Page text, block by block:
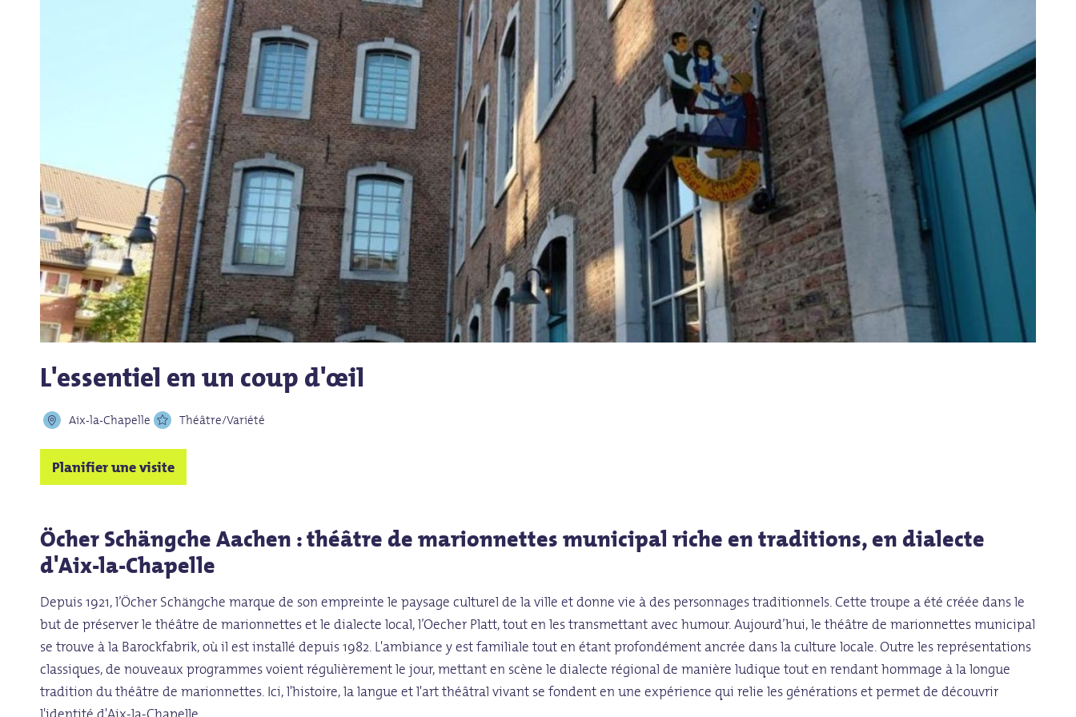
L'essentiel en un coup d'œil
Aix-la-Chapelle Théâtre/Variété
Planifier une visite
Öcher Schängche Aachen : théâtre de marionnettes municipal riche en traditions, en dialecte
d'Aix-la-Chapelle
Depuis 1921, l’Öcher Schängche marque de son empreinte le paysage culturel de la ville et donne vie à des personnages traditionnels. Cette troupe a été créée dans le
but de préserver le théâtre de marionnettes et le dialecte local, l’Oecher Platt, tout en les transmettant avec humour. Aujourd’hui, le théâtre de marionnettes municipal
se trouve à la Barockfabrik, où il est installé depuis 1982. L'ambiance y est familiale tout en étant profondément ancrée dans la culture locale. Outre les représentations
classiques, de nouveaux programmes voient régulièrement le jour, mettant en scène le dialecte régional de manière ludique tout en rendant hommage à la longue
tradition du théâtre de marionnettes. Ici, l'histoire, la langue et l'art théâtral vivant se fondent en une expérience qui relie les générations et permet de découvrir